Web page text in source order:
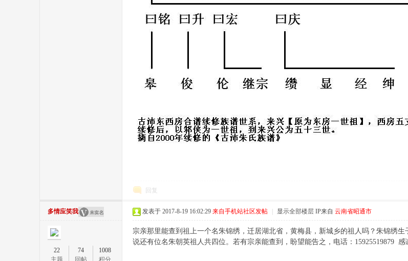
回复
多情应笑我
22
主题
74
回帖
1008
积分
发表于 2017-8-19 16:02:29 来自手机站社区发帖 显示全部楼层 IP来自 云南省昭通市
宗亲那里能查到祖上一个名朱锦绣，迁居湖北省，黄梅县，新城乡的祖人吗？朱锦绣
说还有位名朱朝英祖人共四位。若有宗亲能查到，盼望能告之，电话：15925519879 感